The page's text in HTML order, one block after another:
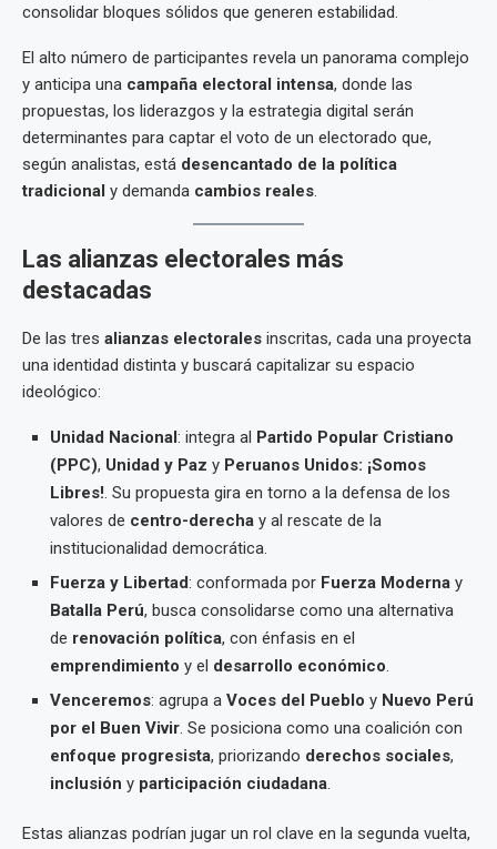
consolidar bloques sólidos que generen estabilidad.
El alto número de participantes revela un panorama complejo
y anticipa una campaña electoral intensa, donde las
propuestas, los liderazgos y la estrategia digital serán
determinantes para captar el voto de un electorado que,
según analistas, está desencantado de la política
tradicional y demanda cambios reales.
Las alianzas electorales más
destacadas
De las tres alianzas electorales inscritas, cada una proyecta
una identidad distinta y buscará capitalizar su espacio
ideológico:
Unidad Nacional: integra al Partido Popular Cristiano
(PPC), Unidad y Paz y Peruanos Unidos: ¡Somos
Libres!. Su propuesta gira en torno a la defensa de los
valores de centro-derecha y al rescate de la
institucionalidad democrática.
Fuerza y Libertad: conformada por Fuerza Moderna y
Batalla Perú, busca consolidarse como una alternativa
de renovación política, con énfasis en el
emprendimiento y el desarrollo económico.
Venceremos: agrupa a Voces del Pueblo y Nuevo Perú
por el Buen Vivir. Se posiciona como una coalición con
enfoque progresista, priorizando derechos sociales,
inclusión y participación ciudadana.
Estas alianzas podrían jugar un rol clave en la segunda vuelta,